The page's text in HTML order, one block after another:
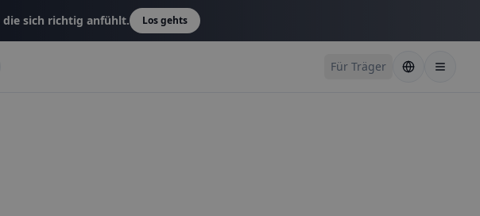
die sich richtig anfühlt. Los gehts
Für Träger